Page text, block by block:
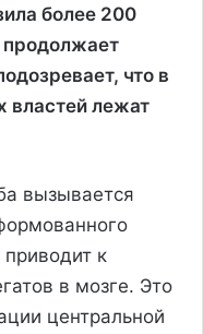
более 200
продолжает
что в
властей лежат
вызывается
к
в мозге. Это
центральной